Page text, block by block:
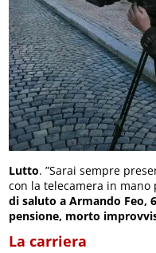
Lutto. ”Sarai sempre
con la telecamera in mano
di saluto a Armando Feo,
pensione, morto
La carriera